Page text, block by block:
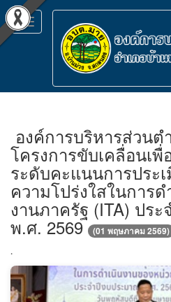
Toggle
navigation
องค์การบริหารส่วนต
โครงการขับเคลื่อนเ
ระดับคะแนนการประ
ความโปร่งใสในการ
งานภาครัฐ (ITA) ปร
พ.ศ. 2569 (01 พฤษภาคม 2569)
.